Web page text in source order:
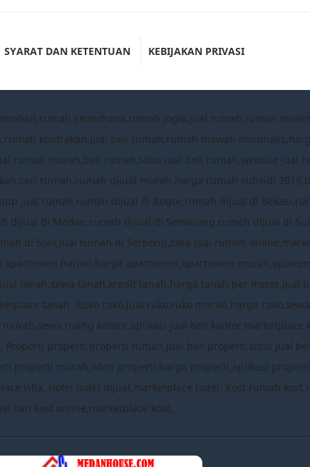
SYARAT DAN KETENTUAN KEBIJAKAN PRIVASI
sederhana,rumah joglo,jual rumah,rumah
kontrakan,jual beli rumah,rumah mewah
rumah murah,beli rumah,situs jual beli rumah,website jual
rumah,rumah dijual murah,harga rumah subsidi
jual rumah,rumah dijual di Bogor,rumah dijual di
dijual di Medan,rumah dijual di Semarang,rumah dijual di
di Solo,jual rumah di Serpong,cara jual rumah
harian,harga apartemen,apartemen
tanah,sewa tanah,kredit tanah,harga tanah per meter,jual
tanah. Ruko ruko,jual ruko,ruko murah,harga
ruang kantor,aplikasi jual beli kantor,marketplace
properti,properti rumah,jual beli properti,situs jual
murah,iklan properti,harga properti,aplikasi
villa. Hotel hotel dijual,marketplace hotel. Kost rumah
cari kost online,marketplace kost.